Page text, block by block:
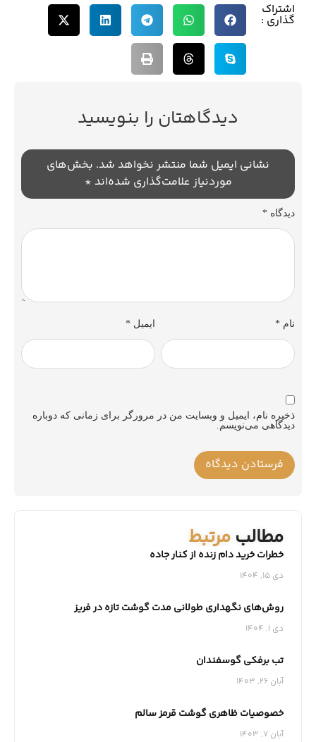
اشتراک
گذاری :
دیدگاهتان را بنویسید
نشانی ایمیل شما منتشر نخواهد شد.بخش‌های
موردنیاز علامت‌گذاری شده‌اند*
دیدگاه*
* ایمیل*
ذخیره نام، ایمیل و وبسایت من در مرورگر برای زمانی که دوباره
دیدگاهی می‌نویسم.
مطالبمرتبط
خطرات خرید دام زنده از کنار جاده
روش‌های نگهداری طولانی‌ مدت گوشت تازه در فریز
تب برفکی گوسفندان
آبان 26, 1403
خصوصیات ظاهری گوشت قرمز سالم
آبان 7, 1403